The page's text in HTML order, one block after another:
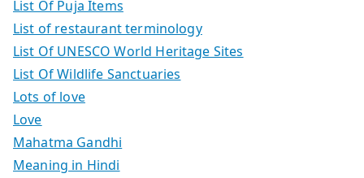
List Of Puja Items
List of restaurant terminology
List Of UNESCO World Heritage Sites
List Of Wildlife Sanctuaries
Lots of love
Love
Mahatma Gandhi
Meaning in Hindi